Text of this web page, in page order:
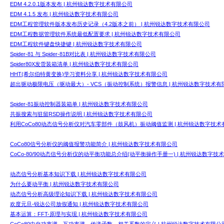
EDM 4.2.0.1版本发布 | 杭州锐达数字技术有限公司
EDM 4.1.5 发布 | 杭州锐达数字技术有限公司
EDM工程管理软件版本发布历史记录（4.2版本之前） | 杭州锐达数字技术有限公司
EDM工程数据管理软件系统最低配置要求 | 杭州锐达数字技术有限公司
EDM工程软件键盘快捷键 | 杭州锐达数字技术有限公司
Spider-81 与 Spider-81B对比表 | 杭州锐达数字技术有限公司
Spider80X发货装箱清单 | 杭州锐达数字技术有限公司
HHT(希尔伯特黄变换)学习资料分享 | 杭州锐达数字技术有限公司
超出驱动极限电压（驱动最大）- VCS（振动控制系统）报警信息 | 杭州锐达数字技术有
Spider-81振动控制器装箱单 | 杭州锐达数字技术有限公司
共振搜索与驻留RSD操作说明 | 杭州锐达数字技术有限公司
利用CoCo80动态信号分析仪对汽车零部件（鼓风机）振动阈值监测 | 杭州锐达数字技术
CoCo80信号分析仪的阈值报警功能简介 | 杭州锐达数字技术有限公司
CoCo-80/90动态信号分析仪的动平衡功能总介绍(动平衡操作手册一) | 杭州锐达数字技
动态信号分析基本知识下载 | 杭州锐达数字技术有限公司
为什么要动平衡 | 杭州锐达数字技术有限公司
动态信号分析高级理论知识下载 | 杭州锐达数字技术有限公司
欢度元旦-锐达公司放假通知 | 杭州锐达数字技术有限公司
基本运算：FFT-原理与实现 | 杭州锐达数字技术有限公司